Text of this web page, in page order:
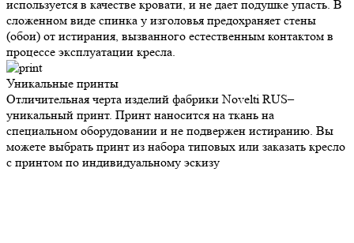
используется в качестве кровати, и не дает подушке упасть. В
сложенном виде спинка у изголовья предохраняет стены
(обои) от истирания, вызванного естественным контактом в
процессе эксплуатации кресла.
Уникальные принты
Отличительная черта изделий фабрики Novelti RUS–
уникальный принт. Принт наносится на ткань на
специальном оборудовании и не подвержен истиранию. Вы
можете выбрать принт из набора типовых или заказать кресло
с принтом по индивидуальному эскизу